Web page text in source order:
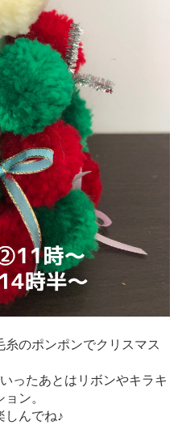
のポンポンでクリスマス
ったあとはリボンやキラキ
ン。
しんでね♪